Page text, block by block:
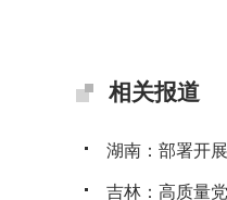
相关报道
湖南：部署开
吉林：高质量